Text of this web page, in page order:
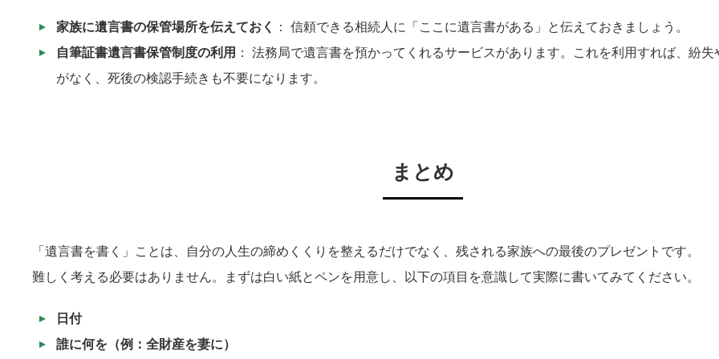
家族に遺言書の保管場所を伝えておく
： 信頼できる相続人に「ここに遺言書がある」と伝えておきましょう。
自筆証書遺言書保管制度の利用 ： 法務局で遺言書を預かってくれるサービスがあります。これを利用すれば、紛
がなく、死後の検認手続きも不要になります。
まとめ
「遺言書を書く」ことは、自分の人生の締めくくりを整えるだけでなく、残される家族への最後のプレゼントです。
難しく考える必要はありません。まずは白い紙とペンを用意し、以下の項目を意識して実際に書いてみてください。
日付
誰に何を（例：全財産を妻に）